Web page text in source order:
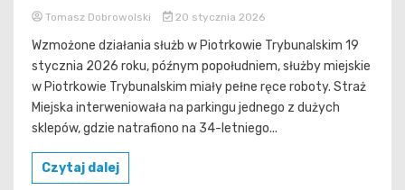
Tomasz Dobrowolski 20 stycznia 2026
Wzmożone działania służb w Piotrkowie Trybunalskim 19
stycznia 2026 roku, późnym popołudniem, służby miejskie
w Piotrkowie Trybunalskim miały pełne ręce roboty. Straż
Miejska interweniowała na parkingu jednego z dużych
sklepów, gdzie natrafiono na 34-letniego...
Czytaj dalej